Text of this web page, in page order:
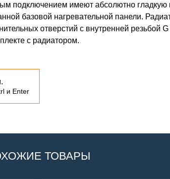
подключением имеют абсолютно
базовой нагревательной панели.
отверстий с внутренней резьбой
с радиатором.
и Enter
ТОВАРЫ